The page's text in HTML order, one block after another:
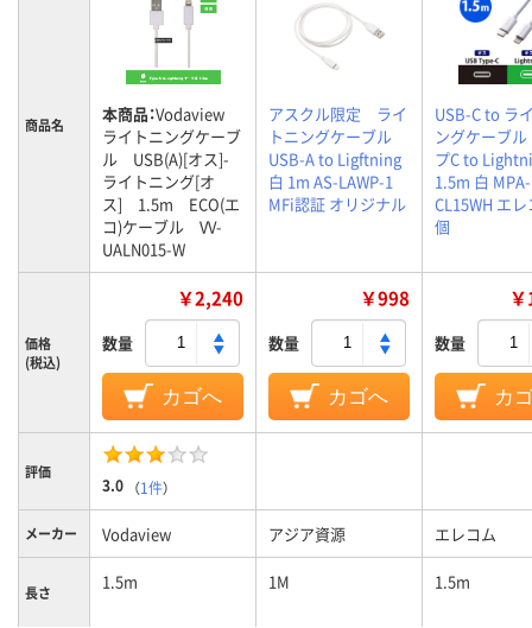
商品名 本商品：Vodaview
ライトニングケーブ
ル USB(A)[オス]-
ライトニング[オ
ス] 1.5m ECO(エ
コ)ケーブル VV-
UALN015-W
アスクル限定 ライ
トニングケーブル
USB-A to Ligftning
白 1m AS-LAWP-1
MFi認証 オリジナル
USB-C to ラ
ングケーブル
プC to
1.5m 白 MPA-
CL15WH エ
個
価格
(税込)
￥2,240
数量
カゴへ
￥998
数量
カゴへ
数量
カ
評価
3.0 （1件）
メーカー Vodaview アジア資源 エレコム
長さ 1.5m 1M 1.5m